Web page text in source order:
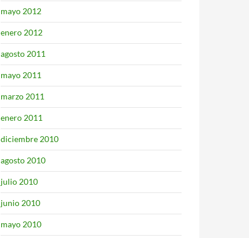
mayo 2012
enero 2012
agosto 2011
mayo 2011
marzo 2011
enero 2011
diciembre 2010
agosto 2010
julio 2010
junio 2010
mayo 2010